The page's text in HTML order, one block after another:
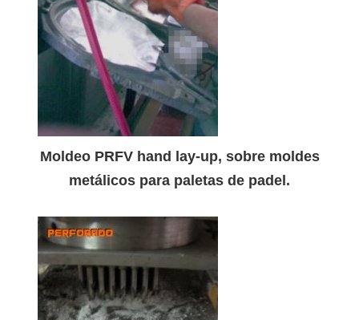
Moldeo PRFV hand lay-up, sobre moldes
metálicos para paletas de padel.